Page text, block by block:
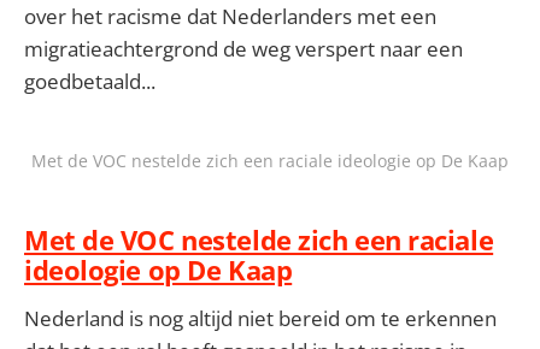
over het racisme dat Nederlanders met een
migratieachtergrond de weg verspert naar een
goedbetaald...
Met de VOC nestelde zich een raciale ideologie op De Kaap
Met de VOC nestelde zich een raciale
ideologie op De Kaap
Nederland is nog altijd niet bereid om te erkennen